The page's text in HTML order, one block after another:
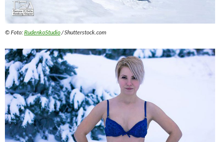
© Foto:RudenkoStudio/ Shutterstock.com